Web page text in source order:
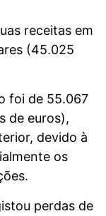
receitas em
(45.025
foi de 55.067
de euros),
devido à
os
perdas de